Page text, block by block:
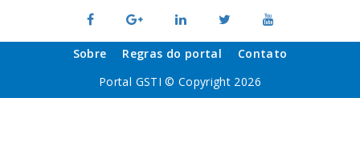
Sobre Regras do portal
Contato
Portal GSTI © Copyright 2026